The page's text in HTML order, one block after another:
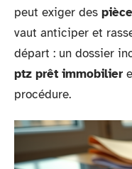
peut exiger des
vaut anticiper et
départ : un dossier
ptz prêt immobilier
procédure.